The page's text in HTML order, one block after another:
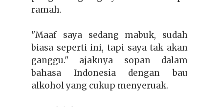
ramah.
"Maaf saya sedang mabuk, sudah
biasa seperti ini, tapi saya tak akan
ganggu." ajaknya sopan dalam
bahasa Indonesia dengan bau
alkohol yang cukup menyeruak.